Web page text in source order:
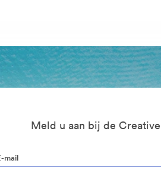
Meld u aan bij de
mail